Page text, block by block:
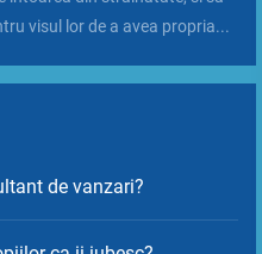
visul lor de a avea propria...
de vanzari?